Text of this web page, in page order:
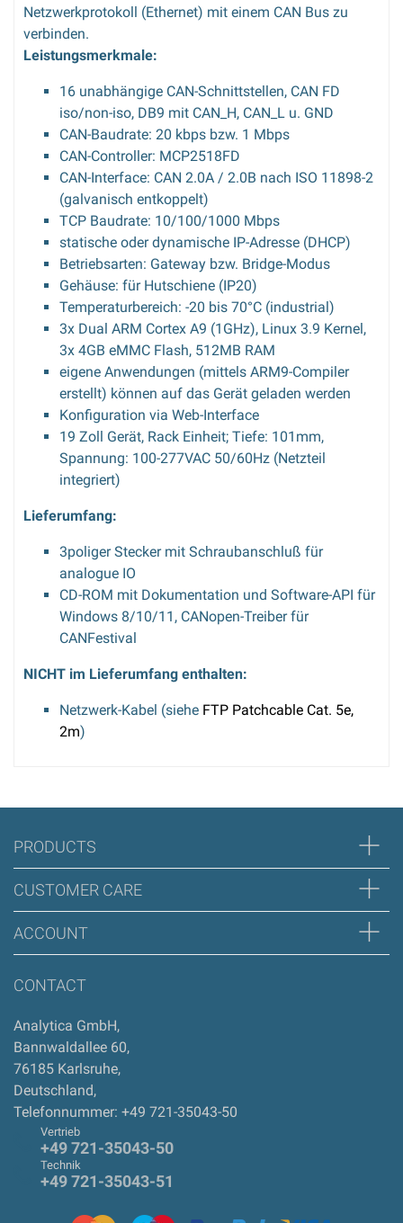
Netzwerkprotokoll (Ethernet) mit einem CAN Bus zu
verbinden.
Leistungsmerkmale:
16 unabhängige CAN-Schnittstellen, CAN FD
iso/non-iso, DB9 mit CAN_H, CAN_L u. GND
CAN-Baudrate: 20 kbps bzw. 1 Mbps
CAN-Controller: MCP2518FD
CAN-Interface: CAN 2.0A / 2.0B nach ISO 11898-2
(galvanisch entkoppelt)
TCP Baudrate: 10/100/1000 Mbps
statische oder dynamische IP-Adresse (DHCP)
Betriebsarten: Gateway bzw. Bridge-Modus
Gehäuse: für Hutschiene (IP20)
Temperaturbereich: -20 bis 70°C (industrial)
3x Dual ARM Cortex A9 (1GHz), Linux 3.9 Kernel,
3x 4GB eMMC Flash, 512MB RAM
eigene Anwendungen (mittels ARM9-Compiler
erstellt) können auf das Gerät geladen werden
Konfiguration via Web-Interface
19 Zoll Gerät, Rack Einheit; Tiefe: 101mm,
Spannung: 100-277VAC 50/60Hz (Netzteil
integriert)
Lieferumfang:
3poliger Stecker mit Schraubanschluß für
analogue IO
CD-ROM mit Dokumentation und Software-API für
Windows 8/10/11, CANopen-Treiber für
CANFestival
NICHT im Lieferumfang enthalten:
Netzwerk-Kabel (siehe FTP Patchcable Cat. 5e,
2m)
Zur Zeit gibt es keine Produktrezensionen. Sei der erste, der
Bewertung schreiben
PRODUCTS
CUSTOMER CARE
ACCOUNT
CONTACT
Analytica GmbH,
Bannwaldallee 60,
76185 Karlsruhe,
Deutschland,
Telefonnummer: +49 721-35043-50
Vertrieb
+49 721-35043-50
Technik
+49 721-35043-51